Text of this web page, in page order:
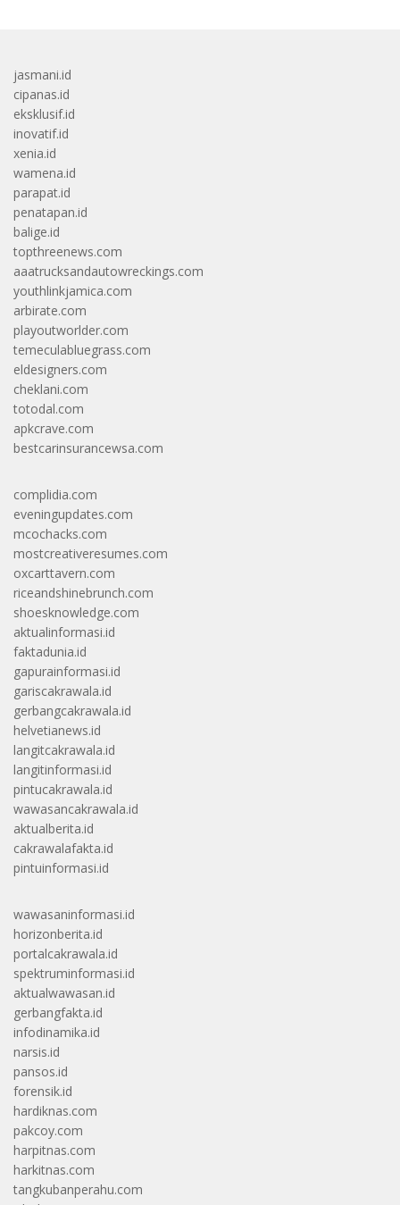
jasmani.id
cipanas.id
eksklusif.id
inovatif.id
xenia.id
wamena.id
parapat.id
penatapan.id
balige.id
topthreenews.com
aaatrucksandautowreckings.com
youthlinkjamica.com
arbirate.com
playoutworlder.com
temeculabluegrass.com
eldesigners.com
cheklani.com
totodal.com
apkcrave.com
bestcarinsurancewsa.com
complidia.com
eveningupdates.com
mcochacks.com
mostcreativeresumes.com
oxcarttavern.com
riceandshinebrunch.com
shoesknowledge.com
aktualinformasi.id
faktadunia.id
gapurainformasi.id
gariscakrawala.id
gerbangcakrawala.id
helvetianews.id
langitcakrawala.id
langitinformasi.id
pintucakrawala.id
wawasancakrawala.id
aktualberita.id
cakrawalafakta.id
pintuinformasi.id
wawasaninformasi.id
horizonberita.id
portalcakrawala.id
spektruminformasi.id
aktualwawasan.id
gerbangfakta.id
infodinamika.id
narsis.id
pansos.id
forensik.id
hardiknas.com
pakcoy.com
harpitnas.com
harkitnas.com
tangkubanperahu.com